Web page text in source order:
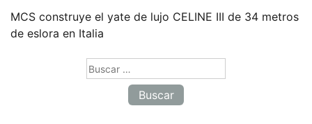
MCS construye el yate de lujo CELINE III de 34 metros
de eslora en Italia